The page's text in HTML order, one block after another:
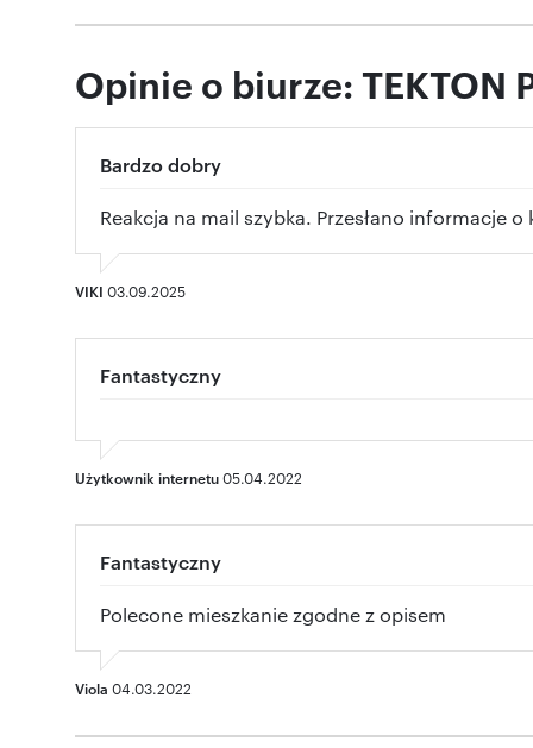
Opinie o biurze: TEKTON
Bardzo dobry
Reakcja na mail szybka. Przesłano informacje
VIKI 03.09.2025
Fantastyczny
Użytkownik internetu05.04.2022
Fantastyczny
Polecone mieszkanie zgodne z opisem
Viola 04.03.2022